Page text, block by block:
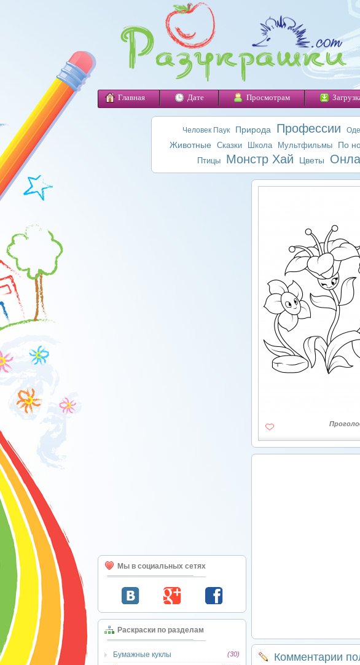
Главная Дате Просмотрам
Человек Паук Природа Профессии
Животные Сказки Школа Мультфильмы По
Птицы Монстр Хай Цветы
Мы в социальных сетях
Раскраски по разделам
Бумажные куклы (30) Комментарии